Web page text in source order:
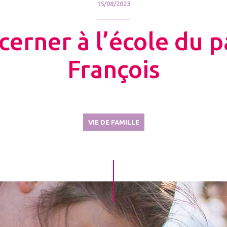
15/08/2023
à l’école du
François
VIE DE FAMILLE